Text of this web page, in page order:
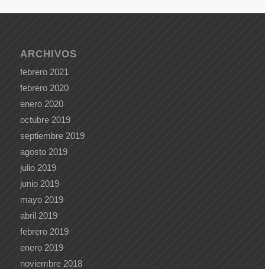
ARCHIVOS
febrero 2021
febrero 2020
enero 2020
octubre 2019
septiembre 2019
agosto 2019
julio 2019
junio 2019
mayo 2019
abril 2019
febrero 2019
enero 2019
noviembre 2018